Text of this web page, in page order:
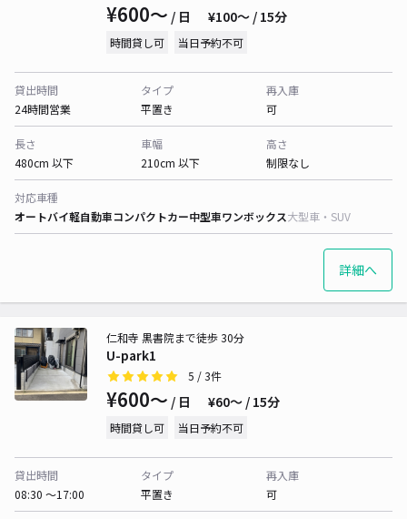
¥600〜 / 日 ¥100〜 / 15分
時間貸し可 当日予約不可
貸出時間
24時間営業
タイプ
平置き
再入庫
可
長さ
480cm 以下
車幅
210cm 以下
高さ
制限なし
対応車種
オートバイ軽自動車コンパクトカー中型車ワンボックス大型車・SUV
詳細へ
U-park1
仁和寺 黒書院まで徒歩 30分
5 / 3件
¥600〜 / 日 ¥60〜 / 15分
時間貸し可 当日予約不可
貸出時間
08:30 〜17:00
タイプ
平置き
再入庫
可